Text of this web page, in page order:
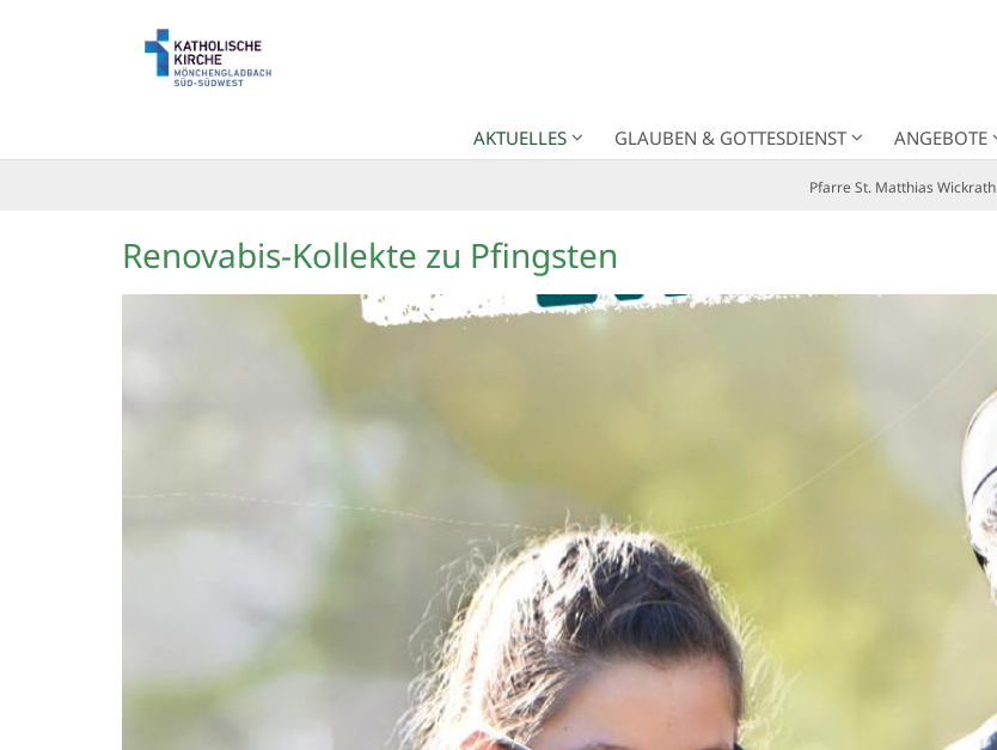
AKTUELLES GLAUBEN & GOTTESDIENST ANGEBOTE
Pfarre St. Matthias Wickrath
Renovabis-Kollekte zu Pfingsten